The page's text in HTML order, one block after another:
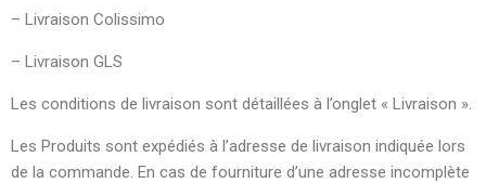
– Livraison Colissimo
– Livraison GLS
Les conditions de livraison sont détaillées à l’onglet « Livraison ».
Les Produits sont expédiés à l’adresse de livraison indiquée lors
de la commande. En cas de fourniture d’une adresse incomplète